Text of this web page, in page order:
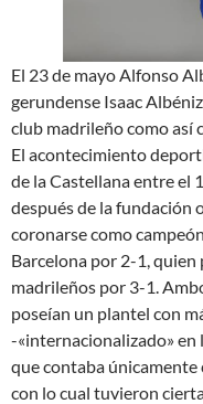
El 23 de mayo Alfonso
gerundense Isaac
club madrileño como así
El acontecimiento
de la Castellana entre el
después de la fundación
coronarse como
Barcelona por 2-1,
madrileños por 3-1.
poseían un plantel con
-«internacionalizado»
que contaba
con lo cual tuvieron